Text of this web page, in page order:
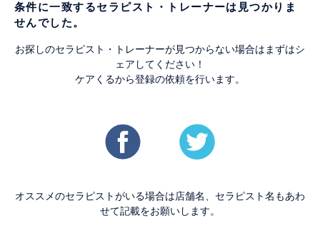
条件に一致するセラピスト・トレーナーは見つかりま
せんでした。
お探しのセラピスト・トレーナーが見つからない場合はまずはシ
ェアしてください！
ケアくるから登録の依頼を行います。
オススメのセラピストがいる場合は店舗名、セラピスト名もあわ
せて記載をお願いします。